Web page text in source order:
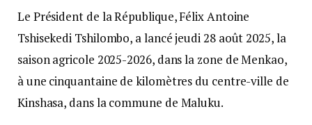
Le Président de la République, Félix Antoine
Tshisekedi Tshilombo, a lancé jeudi 28 août 2025, la
saison agricole 2025-2026, dans la zone de Menkao,
à une cinquantaine de kilomètres du centre-ville de
Kinshasa, dans la commune de Maluku.